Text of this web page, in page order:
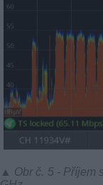
▲ Obr č. 5 - Příjem